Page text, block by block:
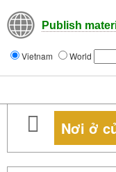
Publish
Vietnam World
Nơi ở